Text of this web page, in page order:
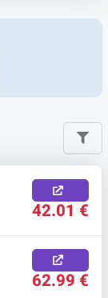
42.01 €
62.99 €